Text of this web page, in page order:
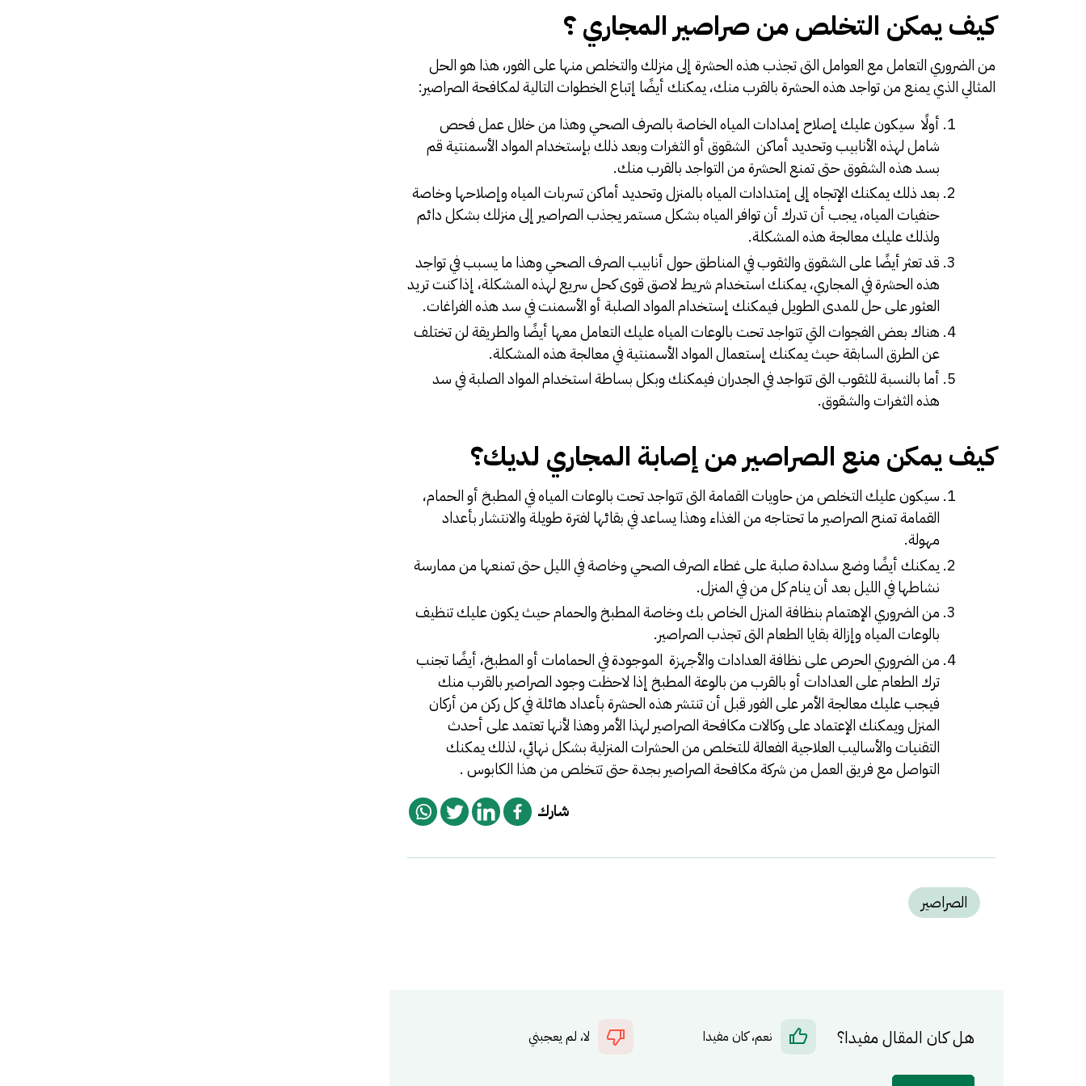
كيف يمكن التخلص من صراصير المجاري ؟
من الضروري التعامل مع العوامل التى تجذب هذه الحشرة إلى منزلك والتخلص منها على الفور، هذا هو الحل
المثالي الذي يمنع من تواجد هذه الحشرة بالقرب منك، يمكنك أيضًا إتباع الخطوات التالية لمكافحة الصراصير:
أولًا سيكون عليك إصلاح إمدادات المياه الخاصة بالصرف الصحي وهذا من خلال عمل فحص
شامل لهذه الأنابيب وتحديد أماكن الشقوق أو الثغرات وبعد ذلك بإستخدام المواد الأسمنتية قم
بسد هذه الشقوق حتى تمنع الحشرة من التواجد بالقرب منك.
بعد ذلك يمكنك الإتجاه إلى إمتدادات المياه بالمنزل وتحديد أماكن تسربات المياه وإصلاحها وخاصة
حنفيات المياه، يجب أن تدرك أن توافر المياه بشكل مستمر يجذب الصراصير إلى منزلك بشكل دائم
ولذلك عليك معالجة هذه المشكلة.
قد تعثر أيضًا على الشقوق والثقوب في المناطق حول أنابيب الصرف الصحي وهذا ما يسبب في تواجد
هذه الحشرة في المجاري، يمكنك استخدام شريط لاصق قوى كحل سريع لهذه المشكلة، إذا كنت تريد
العثور على حل للمدى الطويل فيمكنك إستخدام المواد الصلبة أو الأسمنت في سد هذه الفراغات.
هناك بعض الفجوات التي تتواجد تحت بالوعات المياه عليك التعامل معها أيضًا والطريقة لن تختلف
عن الطرق السابقة حيث يمكنك إستعمال المواد الأسمنتية في معالجة هذه المشكلة.
أما بالنسبة للثقوب التى تتواجد في الجدران فيمكنك وبكل بساطة استخدام المواد الصلبة في سد
هذه الثغرات والشقوق.
كيف يمكن منع الصراصير من إصابة المجاري لديك؟
سيكون عليك التخلص من حاويات القمامة التى تتواجد تحت بالوعات المياه في المطبخ أو الحمام،
القمامة تمنح الصراصير ما تحتاجه من الغذاء وهذا يساعد في بقائها لفترة طويلة والانتشار بأعداد
مهولة.
يمكنك أيضًا وضع سدادة صلبة على غطاء الصرف الصحي وخاصة في الليل حتى تمنعها من ممارسة
نشاطها في الليل بعد أن ينام كل من في المنزل.
من الضروري الإهتمام بنظافة المنزل الخاص بك وخاصة المطبخ والحمام حيث يكون عليك تنظيف
بالوعات المياه وإزالة بقايا الطعام التى تجذب الصراصير.
من الضروري الحرص على نظافة العدادات والأجهزة الموجودة في الحمامات أو المطبخ، أيضًا تجنب
ترك الطعام على العدادات أو بالقرب من بالوعة المطبخ إذا لاحظت وجود الصراصير بالقرب منك
فيجب عليك معالجة الأمر على الفور قبل أن تنتشر هذه الحشرة بأعداد هائلة في كل ركن من أركان
المنزل ويمكنك الإعتماد على وكالات مكافحة الصراصير لهذا الأمر وهذا لأنها تعتمد على أحدث
التقنيات والأساليب العلاجية الفعالة للتخلص من الحشرات المنزلية بشكل نهائي، لذلك يمكنك
التواصل مع فريق العمل منشركة مكافحة الصراصير بجدةحتى تتخلص من هذا الكابوس .
شارك
الصراصير
هل كان المقال مفيدا؟ نعم، كان مفيدا لا، لم يعجبني